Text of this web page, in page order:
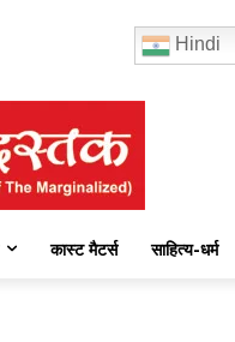
Hindi
कास्ट मैटर्स साहित्य-धर्म